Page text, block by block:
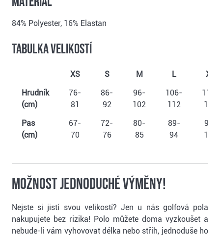
84% Polyester, 16% Elastan
Tabulka velikostí
XS S M L
XL
Hrudník
(cm)
76-
81
86-
92
96-
102
106-
112
116-
122
Pas
(cm)
67-
70
72-
76
80-
85
89-
94
99-
104
Možnost jednoduché výměny!
Nejste si jistí svou velikostí? Jen u nás golfová pola
nakupujete bez rizika! Polo můžete doma vyzkoušet a
nebude-li vám vyhovovat délka nebo střih, jednoduše ho